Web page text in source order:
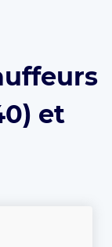
et